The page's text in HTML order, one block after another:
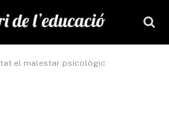
el malestar psicològic